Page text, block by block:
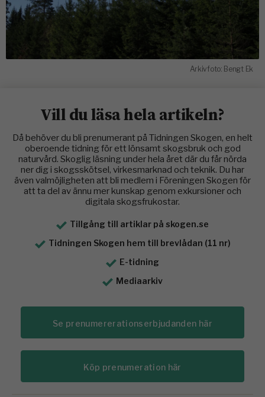
Arkivfoto: Bengt Ek
Vill du läsa hela artikeln?
Då behöver du bli prenumerant på Tidningen Skogen, en helt
oberoende tidning för ett lönsamt skogsbruk och god
naturvård. Skoglig läsning under hela året där du får nörda
ner dig i skogsskötsel, virkesmarknad och teknik. Du har
även valmöjligheten att bli medlem i Föreningen Skogen för
att ta del av ännu mer kunskap genom exkursioner och
digitala skogsfrukostar.
Tillgång till artiklar på skogen.se
Tidningen Skogen hem till brevlådan (11 nr)
E-tidning
Mediaarkiv
Se prenumererationserbjudanden här
Köp prenumeration här